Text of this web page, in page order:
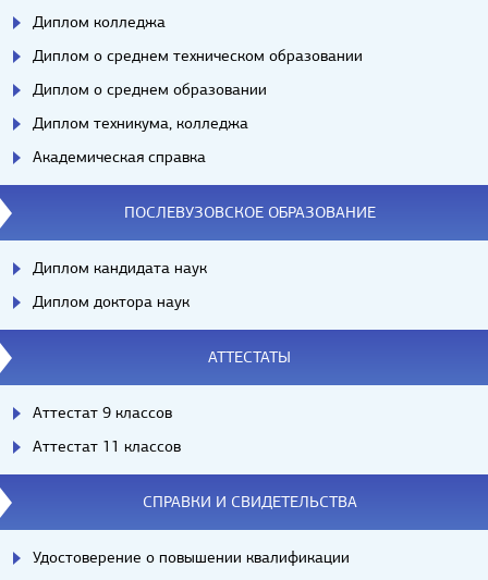
Диплом колледжа
Диплом о среднем техническом образовании
Диплом о среднем образовании
Диплом техникума, колледжа
Академическая справка
ПОСЛЕВУЗОВСКОЕ ОБРАЗОВАНИЕ
Диплом кандидата наук
Диплом доктора наук
АТТЕСТАТЫ
Аттестат 9 классов
Аттестат 11 классов
СПРАВКИ И СВИДЕТЕЛЬСТВА
Удостоверение о повышении квалификации